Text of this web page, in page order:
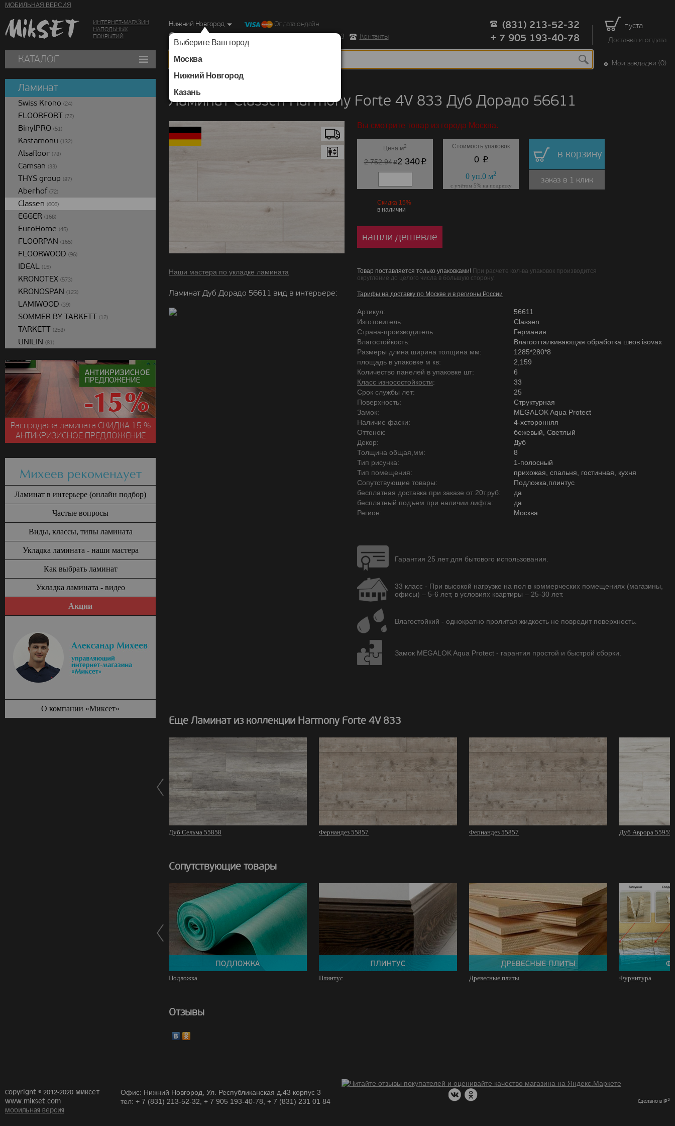
МОБИЛЬНАЯ ВЕРСИЯ
ИНТЕРНЕТ-МАГАЗИН
НАПОЛЬНЫХ
ПОКРЫТИЙ
пуста
Доставка и оплата
Нижний Новгород
Выберите Ваш город
Москва
Нижний Новгород
Казань
Оплата онлайн
г. Нижний Новгород, Ул. Республиканская д.43 корпус 3
Контакты
(831) 213-52-32
+ 7 905 193-40-78
КАТАЛОГ Мои закладки (0)
Ламинат Classen Harmony Forte 4V 833 Дуб Дорадо 56611
Наши мастера по укладке ламината
Ламинат Дуб Дорадо 56611 вид в интерьере:
Вы смотрите товар из города Москва.
Цена м2
2 752.94p2 340p
Стоимость упаковок
0 p
0уп.0м2
с учётом 5% на подрезку
в корзину
заказ в 1 клик
Скидка 15%
в наличии
нашли дешевле
Товар поставляется только упаковками! При расчете кол-ва упаковок производится
округление до целого числа в большую сторону.
Тарифы на доставку по Москве и в регионы России
Артикул:
56611
Изготовитель:
Classen
Страна-производитель:
Германия
Влагостойкость:
Влагоотталкивающая обработка швов isovax
Размеры длина ширина толщина мм:
1285*280*8
площадь в упаковке м кв:
2,159
Количество панелей в упаковке шт:
6
Класс износостойкости:
33
Срок службы лет:
25
Поверхность:
Структурная
Замок:
MEGALOK Aqua Protect
Наличие фаски:
4-хсторонняя
Оттенок:
бежевый, Светлый
Декор:
Дуб
Толщина общая,мм:
8
Тип рисунка:
1-полосный
Тип помещения:
прихожая, спальня, гостинная, кухня
Сопутствующие товары:
Подложка,плинтус
бесплатная доставка при заказе от 20т.руб:
да
бесплатный подъем при наличии лифта:
да
Регион:
Москва
Гарантия 25 лет для бытового использования.
33 класс - При высокой нагрузке на пол в коммерческих помещениях (магазины,
офисы) – 5-6 лет, в условиях квартиры – 25-30 лет.
Влагостойкий - однократно пролитая жидкость не повредит поверхность.
Замок MEGALOK Aqua Protect - гарантия простой и быстрой сборки.
Еще Ламинат из коллекции Harmony Forte 4V 833
Дуб Сельма 55858 Фернандез 55857 Фернандез 55857 Дуб Аврора 55955
Сопутствующие товары
Подложка Плинтус Древесные плиты Фурнитура
Отзывы
Ламинат
Swiss Krono (24)
FLOORFORT (72)
BinylPRO (51)
Kastamonu (132)
Alsafloor (78)
Camsan (33)
THYS group (87)
Aberhof (72)
Classen (606)
EGGER (168)
EuroHome (45)
FLOORPAN (165)
FLOORWOOD (96)
IDEAL (15)
KRONOTEX (573)
KRONOSPAN (123)
LAMIWOOD (39)
SOMMER BY TARKETT (12)
TARKETT (258)
UNILIN (81)
Распродажа ламината СКИДКА15 %
АНТИКРИЗИСНОЕ ПРЕДЛОЖЕНИЕ
Михеев рекомендует
Ламинат в интерьере (онлайн подбор)
Частые вопросы
Виды, классы, типы ламината
Укладка ламината - наши мастера
Как выбрать ламинат
Укладка ламината - видео
Акции
О компании «Миксет»
Copyright © 2012-2020 Миксет
www.mikset.com
мобильная версия
Офис: Нижний Новгород, Ул. Республиканская д.43 корпус 3
тел: + 7 (831) 213-52-32, + 7 905 193-40-78, + 7 (831) 231 01 84
Сделано в IP3